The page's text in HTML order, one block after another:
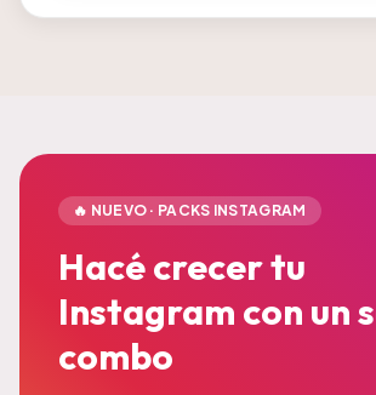
🔥 NUEVO · PACKS INSTAGRAM
Hacé crecer tu
Instagram con un
combo